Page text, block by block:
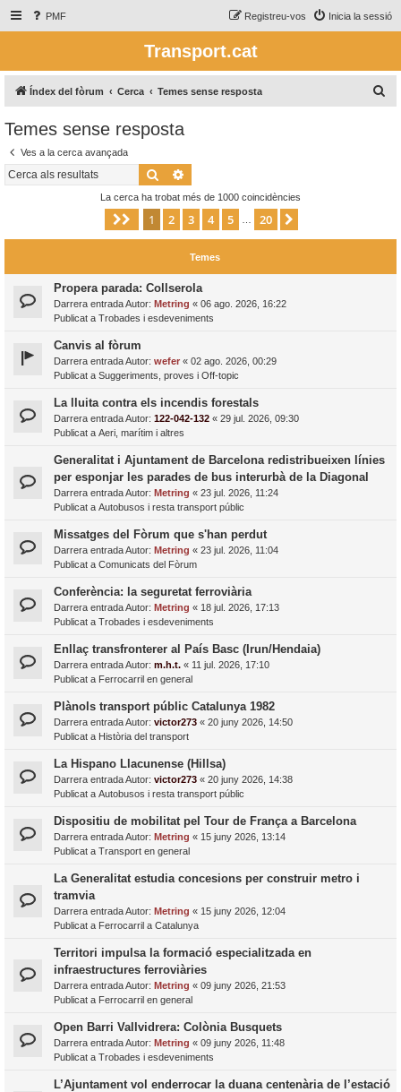
PMF Inicia la sessió
Registreu-vos
Transport.cat
Índex del fòrum Cerca Temes sense resposta
Temes sense resposta
Ves a la cerca avançada
Cerca
La cerca ha trobat més de 1000 coincidències
Pàgina de 20
1 2 3 4 5 20
Temes
Propera parada: Collserola
Darrera entrada Autor: Metring « 06 ago. 2026, 16:22
Publicat a Trobades i esdeveniments
Canvis al fòrum
Darrera entrada Autor: wefer « 02 ago. 2026, 00:29
Publicat a Suggeriments, proves i Off-topic
La lluita contra els incendis forestals
Darrera entrada Autor: 122-042-132 « 29 jul. 2026, 09:30
Publicat a Aeri, marítim i altres
Generalitat i Ajuntament de Barcelona redistribueixen línies
per esponjar les parades de bus interurbà de la Diagonal
Darrera entrada Autor: Metring « 23 jul. 2026, 11:24
Publicat a Autobusos i resta transport públic
Missatges del Fòrum que s'han perdut
Darrera entrada Autor: Metring « 23 jul. 2026, 11:04
Publicat a Comunicats del Fòrum
Conferència: la seguretat ferroviària
Darrera entrada Autor: Metring « 18 jul. 2026, 17:13
Publicat a Trobades i esdeveniments
Enllaç transfronterer al País Basc (Irun/Hendaia)
Darrera entrada Autor: m.h.t. « 11 jul. 2026, 17:10
Publicat a Ferrocarril en general
Plànols transport públic Catalunya 1982
Darrera entrada Autor: victor273 « 20 juny 2026, 14:50
Publicat a Història del transport
La Hispano Llacunense (Hillsa)
Darrera entrada Autor: victor273 « 20 juny 2026, 14:38
Publicat a Autobusos i resta transport públic
Dispositiu de mobilitat pel Tour de França a Barcelona
Darrera entrada Autor: Metring « 15 juny 2026, 13:14
Publicat a Transport en general
La Generalitat estudia concesions per construir metro i
tramvia
Darrera entrada Autor: Metring « 15 juny 2026, 12:04
Publicat a Ferrocarril a Catalunya
Territori impulsa la formació especialitzada en
infraestructures ferroviàries
Darrera entrada Autor: Metring « 09 juny 2026, 21:53
Publicat a Ferrocarril en general
Open Barri Vallvidrera: Colònia Busquets
Darrera entrada Autor: Metring « 09 juny 2026, 11:48
Publicat a Trobades i esdeveniments
L’Ajuntament vol enderrocar la duana centenària de l’estació